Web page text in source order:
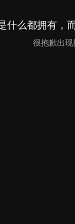
什么都拥有，
很抱歉出现